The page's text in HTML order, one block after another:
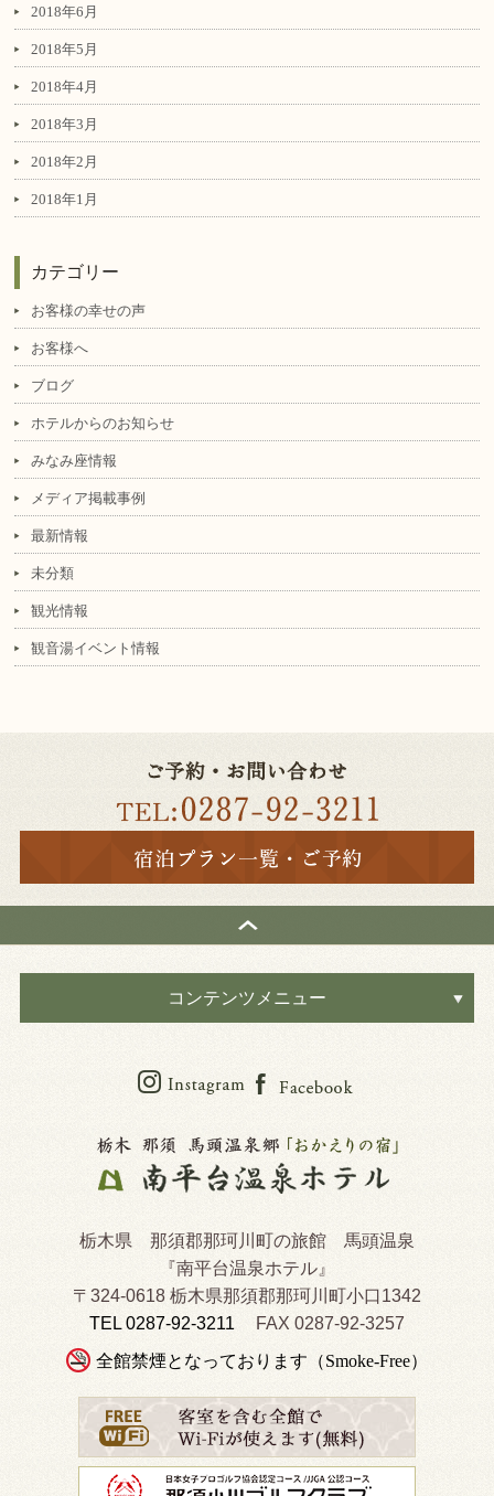
2018年6月
2018年5月
2018年4月
2018年3月
2018年2月
2018年1月
カテゴリー
お客様の幸せの声
お客様へ
ブログ
ホテルからのお知らせ
みなみ座情報
メディア掲載事例
最新情報
未分類
観光情報
観音湯イベント情報
コンテンツメニュー
栃木県 那須郡那珂川町の旅館 馬頭温泉
『南平台温泉ホテル』
〒324-0618 栃木県那須郡那珂川町小口1342
TEL 0287-92-3211
FAX 0287-92-3257
全館禁煙となっております（Smoke-Free）